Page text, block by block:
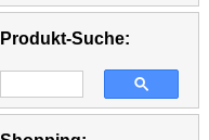
Produkt-Suche: